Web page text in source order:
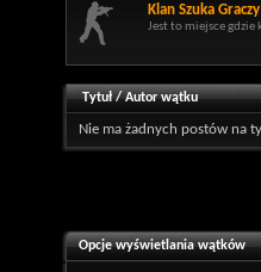
Klan Szuka
Jest to miejsce
Tytuł/Autor wątku
Nie ma żadnych postów na
Opcje wyświetlania wątków